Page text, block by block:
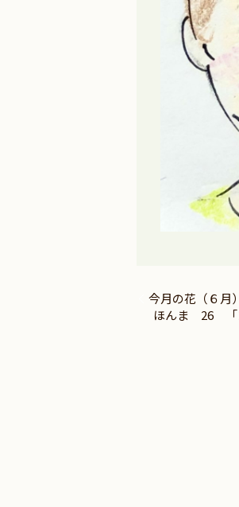
今月の花（６
ほんま 26 「